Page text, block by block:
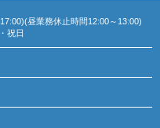
昼業務休止時間12:00～13:00)
祝日